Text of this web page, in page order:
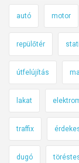
autó motor
repülőtér
útfelújítás
lakat
traffix
dugó